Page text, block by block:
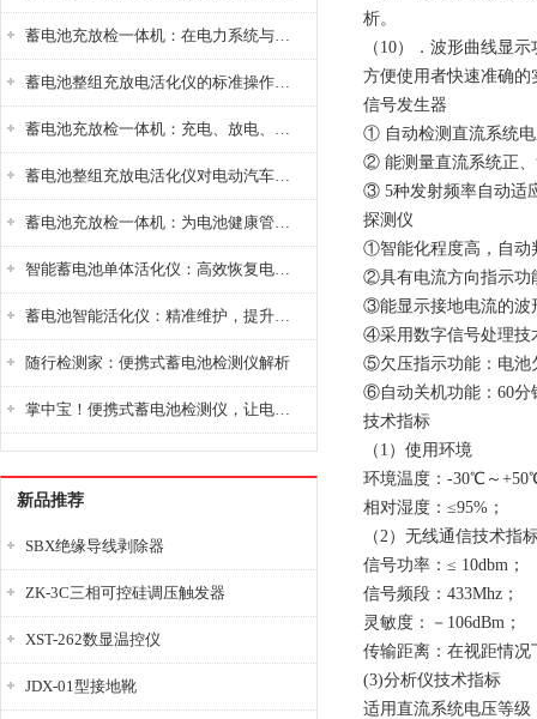
蓄电池充放检一体机：在电力系统与储能设备中的创新应用，确保蓄电池性能与可靠性
蓄电池整组充放电活化仪的标准操作流程：从接线设置到充放电参数设定的安全规范
蓄电池充放检一体机：充电、放电、检测三功能集成设备
蓄电池整组充放电活化仪对电动汽车电池有帮助吗？
蓄电池充放检一体机：为电池健康管理提供一站式解决方案
智能蓄电池单体活化仪：高效恢复电池性能，延长蓄电池使用寿命
蓄电池智能活化仪：精准维护，提升电池健康状态
随行检测家：便携式蓄电池检测仪解析
掌中宝！便携式蓄电池检测仪，让电池检测变得简单又快捷！
新品推荐
SBX绝缘导线剥除器
ZK-3C三相可控硅调压触发器
XST-262数显温控仪
JDX-01型接地靴
析。
（10）．波形曲线显
方便使用者快速准确
信号发生器
① 自动检测直流系统电
② 能测量直流系统正、
③ 5种发射频率自动适
探测仪
①智能化程度高，自动
②具有电流方向指示功
③能显示接地电流的波
④采用数字信号处理技
⑤欠压指示功能：电池
⑥自动关机功能：60分
技术指标
（1）使用环境
环境温度：-30℃～
相对湿度：≤95%；
（2）无线通信技术指
信号功率：≤ 10dbm；
信号频段：433Mhz；
灵敏度：－106dBm；
传输距离：在视距情况
(3)分析仪技术指标
适用直流系统电压等级